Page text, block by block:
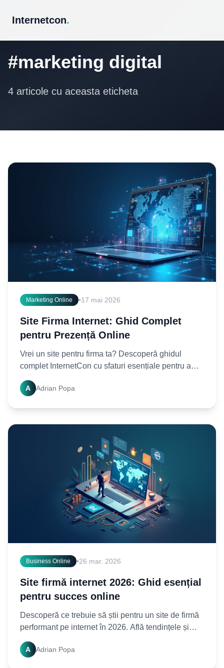
Internetcon.
#marketing digital
4 articole cu aceasta eticheta
Marketing Online •17 mai 2026
Site Firma Internet: Ghid Complet
pentru Prezență Online
Vrei un site pentru firma ta? Descoperă ghidul
complet InternetCon cu sfaturi esențiale pentru a
A Adrian Popa
Business Online •26 mar. 2026
Site firmă internet 2026: Ghid esențial
pentru succes online
Descoperă ce trebuie să știi pentru un site de firmă
performant pe internet în 2026. Află tendințele și
strategiile cheie pentru a-ți asigura prezența online.
A Adrian Popa